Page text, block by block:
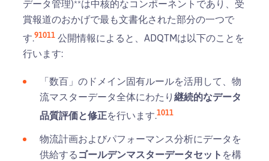
データ管理)**は中核的なコンポーネントであり、受
賞報道のおかげで最も文書化された部分の一つで
す.91011 公開情報によると、ADQTMは以下のことを
行います:
「数百」のドメイン固有ルールを活用して、物
流マスターデータ全体にわたり 継続的なデータ
品質評価と修正を行います.1011
物流計画およびパフォーマンス分析にデータを
供給する ゴールデンマスターデータセット を構